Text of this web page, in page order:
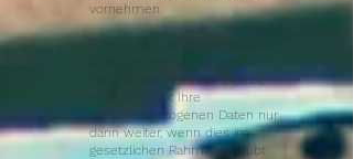
vornehmen.
Der Websitebetreiber erhebt,
nutzt und gibt Ihre
personenbezogenen Daten nur
dann weiter, wenn dies im
gesetzlichen Rahmen erlaubt